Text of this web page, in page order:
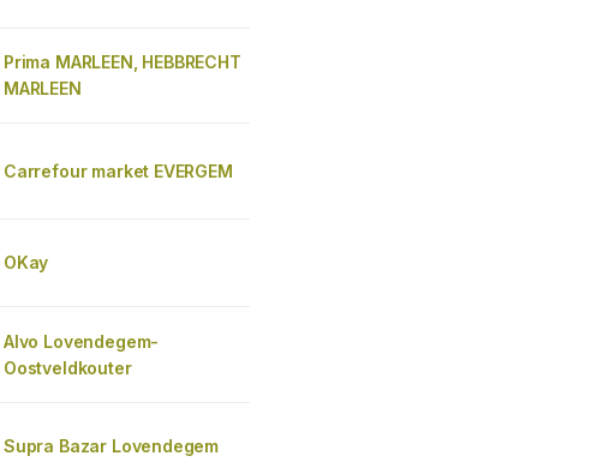
Prima MARLEEN, HEBBRECHT
MARLEEN
Carrefour market EVERGEM
OKay
Alvo Lovendegem-
Oostveldkouter
Supra Bazar Lovendegem